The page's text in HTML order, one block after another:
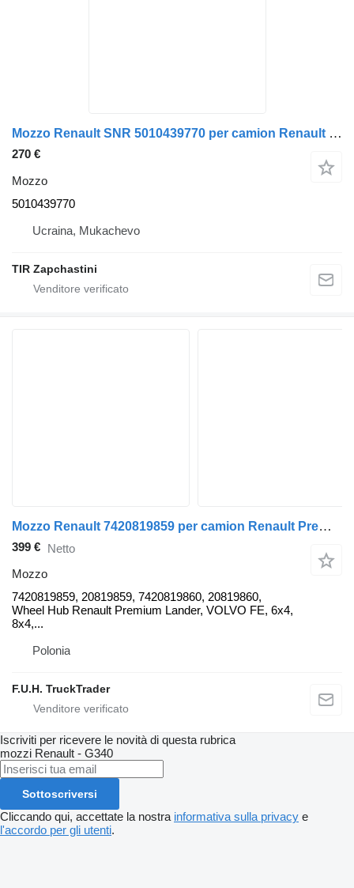
Mozzo Renault SNR 5010439770 per camion Renault MAGNUM PREMIUM
270 €
Mozzo
5010439770
Ucraina, Mukachevo
TIR Zapchastini
Mozzo Renault 7420819859 per camion Renault Premium Lander
399 € Netto
Mozzo
7420819859, 20819859, 7420819860, 20819860,
Wheel Hub Renault Premium Lander, VOLVO FE, 6x4,
8x4,...
Polonia
F.U.H. TruckTrader
Iscriviti per ricevere le novità di questa rubrica
mozzi Renault - G340
Sottoscriversi
Cliccando qui, accettate la nostra informativa sulla privacy e
l'accordo per gli utenti.